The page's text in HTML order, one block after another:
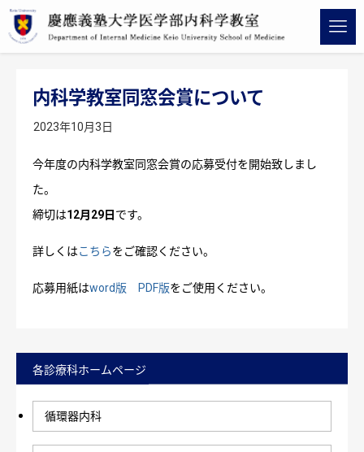
内科学教室同窓会賞について
2023年10月3日
今年度の内科学教室同窓会賞の応募受付を開始致しまし
た。
締切は12月29日 です。
詳しくはこちらをご確認ください。
応募用紙はword版 PDF版をご使用ください。
各診療科ホームページ
循環器内科